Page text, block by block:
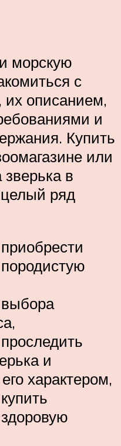
морскую
с
их описанием,
и
Купить
или
в
ряд
и
характером,